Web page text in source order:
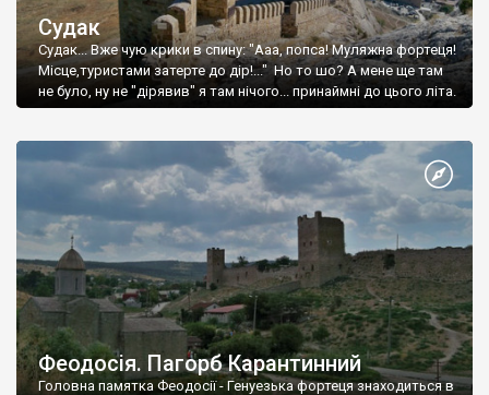
Судак
Судак... Вже чую крики в спину: "Ааа, попса! Муляжна фортеця!
Місце,туристами затерте до дір!..." Но то шо? А мене ще там
не було, ну не "дірявив" я там нічого... принаймні до цього літа.
Феодосія. Пагорб Карантинний
Головна памятка Феодосії - Генуезька фортеця знаходиться в